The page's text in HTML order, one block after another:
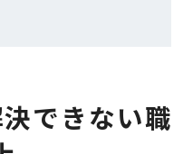
できない職